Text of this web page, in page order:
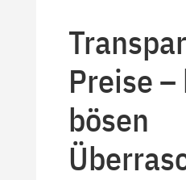
Preise
bösen